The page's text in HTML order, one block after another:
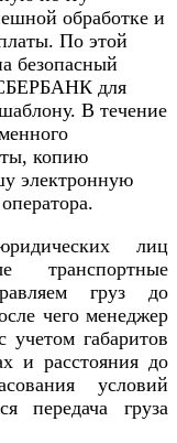
обработке и
По этой
безопасный
для
В течение
копию
электронную
лиц
транспортные
груз до
чего менеджер
учетом габаритов
и расстояния до
условий
передача груза